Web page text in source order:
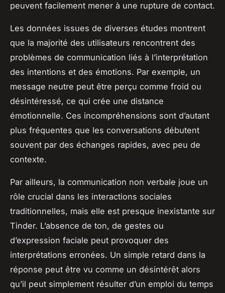
peuvent facilement mener à une rupture de contact.
Les données issues de diverses études montrent
que la majorité des utilisateurs rencontrent des
problèmes de communication liés à l’interprétation
des intentions et des émotions. Par exemple, un
message neutre peut être perçu comme froid ou
désintéressé, ce qui crée une distance
émotionnelle. Ces incompréhensions sont d’autant
plus fréquentes que les conversations débutent
souvent par des échanges rapides, avec peu de
contexte.
Par ailleurs, la communication non verbale joue un
rôle crucial dans les interactions sociales
traditionnelles, mais elle est presque inexistante sur
Tinder. L’absence de ton, de gestes ou
d’expression faciale peut provoquer des
interprétations erronées. Un simple retard dans la
réponse peut être vu comme un désintérêt alors
qu’il peut simplement résulter d’un emploi du temps